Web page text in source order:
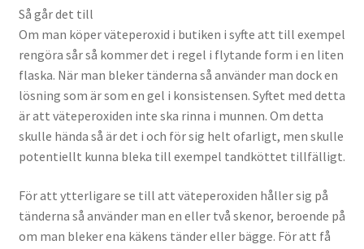
Så går det till
Om man köper väteperoxid i butiken i syfte att till exempel
rengöra sår så kommer det i regel i flytande form i en liten
flaska. När man bleker tänderna så använder man dock en
lösning som är som en gel i konsistensen. Syftet med detta
är att väteperoxiden inte ska rinna i munnen. Om detta
skulle hända så är det i och för sig helt ofarligt, men skulle
potentiellt kunna bleka till exempel tandköttet tillfälligt.
För att ytterligare se till att väteperoxiden håller sig på
tänderna så använder man en eller två skenor, beroende på
om man bleker ena käkens tänder eller bägge. För att få